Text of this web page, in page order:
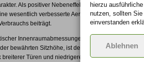
Als positiver Nebeneffekt des neuen Designs
wesentlich verbesserte Aerodynamik, die
beiträgt.
Innenraumabmessungen im Vergleich mit dem
bewährten Sitzhöhe, ist der neue CR-V deutlich
breiterer Türen und niedrigerer Türschweller wurde
hierzu
nutzen, sollten
einverstanden
Ablehnen